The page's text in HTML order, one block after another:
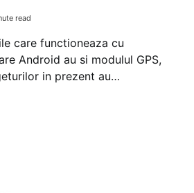
read
care functioneaza cu
Android au si modulul GPS,
in prezent au…